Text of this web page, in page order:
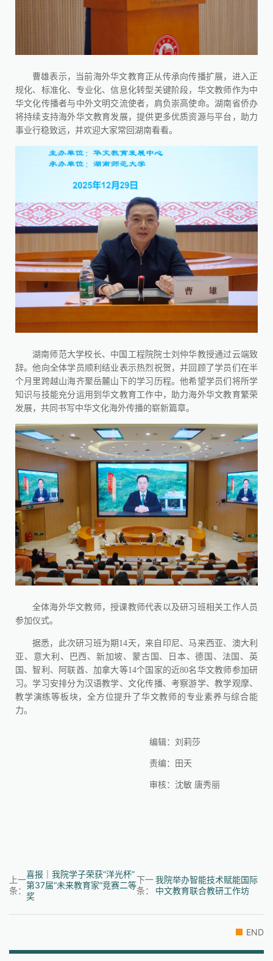
曹雄表示，当前海外华文教育正从传承向传播扩展，进入正
规化、标准化、专业化、信息化转型关键阶段，华文教师作为中
华文化传播者与中外文明交流使者，肩负崇高使命。湖南省侨办
将持续支持海外华文教育发展，提供更多优质资源与平台，助力
事业行稳致远，并欢迎大家常回湖南看看。
湖南师范大学校长、中国工程院院士刘仲华教授通过云端致
辞。他向全体学员顺利结业表示热烈祝贺，并回顾了学员们在半
个月里跨越山海齐聚岳麓山下的学习历程。他希望学员们将所学
知识与技能充分运用到华文教育工作中，助力海外华文教育繁荣
发展，共同书写中华文化海外传播的崭新篇章。
全体海外华文教师，授课教师代表以及研习班相关工作人员
参加仪式。
据悉，此次研习班为期14天，来自印尼、马来西亚、澳大利
亚、意大利、巴西、新加坡、蒙古国、日本、德国、法国、英
国、智利、阿联酋、加拿大等14个国家的近80名华文教师参加研
习。学习安排分为汉语教学、文化传播、考察游学、教学观摩、
教学演练等板块，全方位提升了华文教师的专业素养与综合能
力。
编辑：刘莉莎
责编：田天
审核：沈敏 唐秀丽
上一
条：
喜报｜我院学子荣获“洋光杯”
第37届“未来教育家”竞赛二等
奖
下一
条：
我院举办智能技术赋能国际
中文教育联合教研工作坊
END